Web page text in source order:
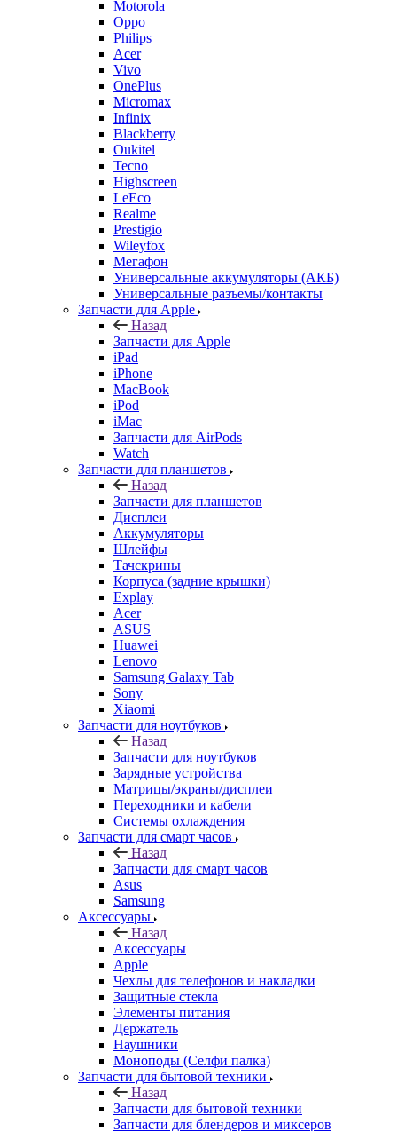
Motorola
Oppo
Philips
Acer
Vivo
OnePlus
Micromax
Infinix
Blackberry
Oukitel
Tecno
Highscreen
LeEco
Realme
Prestigio
Wileyfox
Мегафон
Универсальные аккумуляторы (АКБ)
Универсальные разъемы/контакты
Запчасти для Apple
Назад
Запчасти для Apple
iPad
iPhone
MacBook
iPod
iMac
Запчасти для AirPods
Watch
Запчасти для планшетов
Назад
Запчасти для планшетов
Дисплеи
Аккумуляторы
Шлейфы
Тачскрины
Корпуса (задние крышки)
Explay
Acer
ASUS
Huawei
Lenovo
Samsung Galaxy Tab
Sony
Xiaomi
Запчасти для ноутбуков
Назад
Запчасти для ноутбуков
Зарядные устройства
Матрицы/экраны/дисплеи
Переходники и кабели
Системы охлаждения
Запчасти для смарт часов
Назад
Запчасти для смарт часов
Asus
Samsung
Аксессуары
Назад
Аксессуары
Apple
Чехлы для телефонов и накладки
Защитные стекла
Элементы питания
Держатель
Наушники
Моноподы (Селфи палка)
Запчасти для бытовой техники
Назад
Запчасти для бытовой техники
Запчасти для блендеров и миксеров